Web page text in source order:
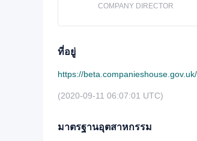
COMPANY DIRECTOR
ที่อยู่
https://
(2020-09-11 06:07:01 UTC)
มาตรฐานอุตสาหกรรม